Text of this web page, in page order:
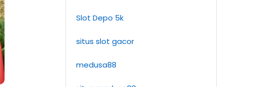
Slot Depo 5k
situs slot gacor
medusa88